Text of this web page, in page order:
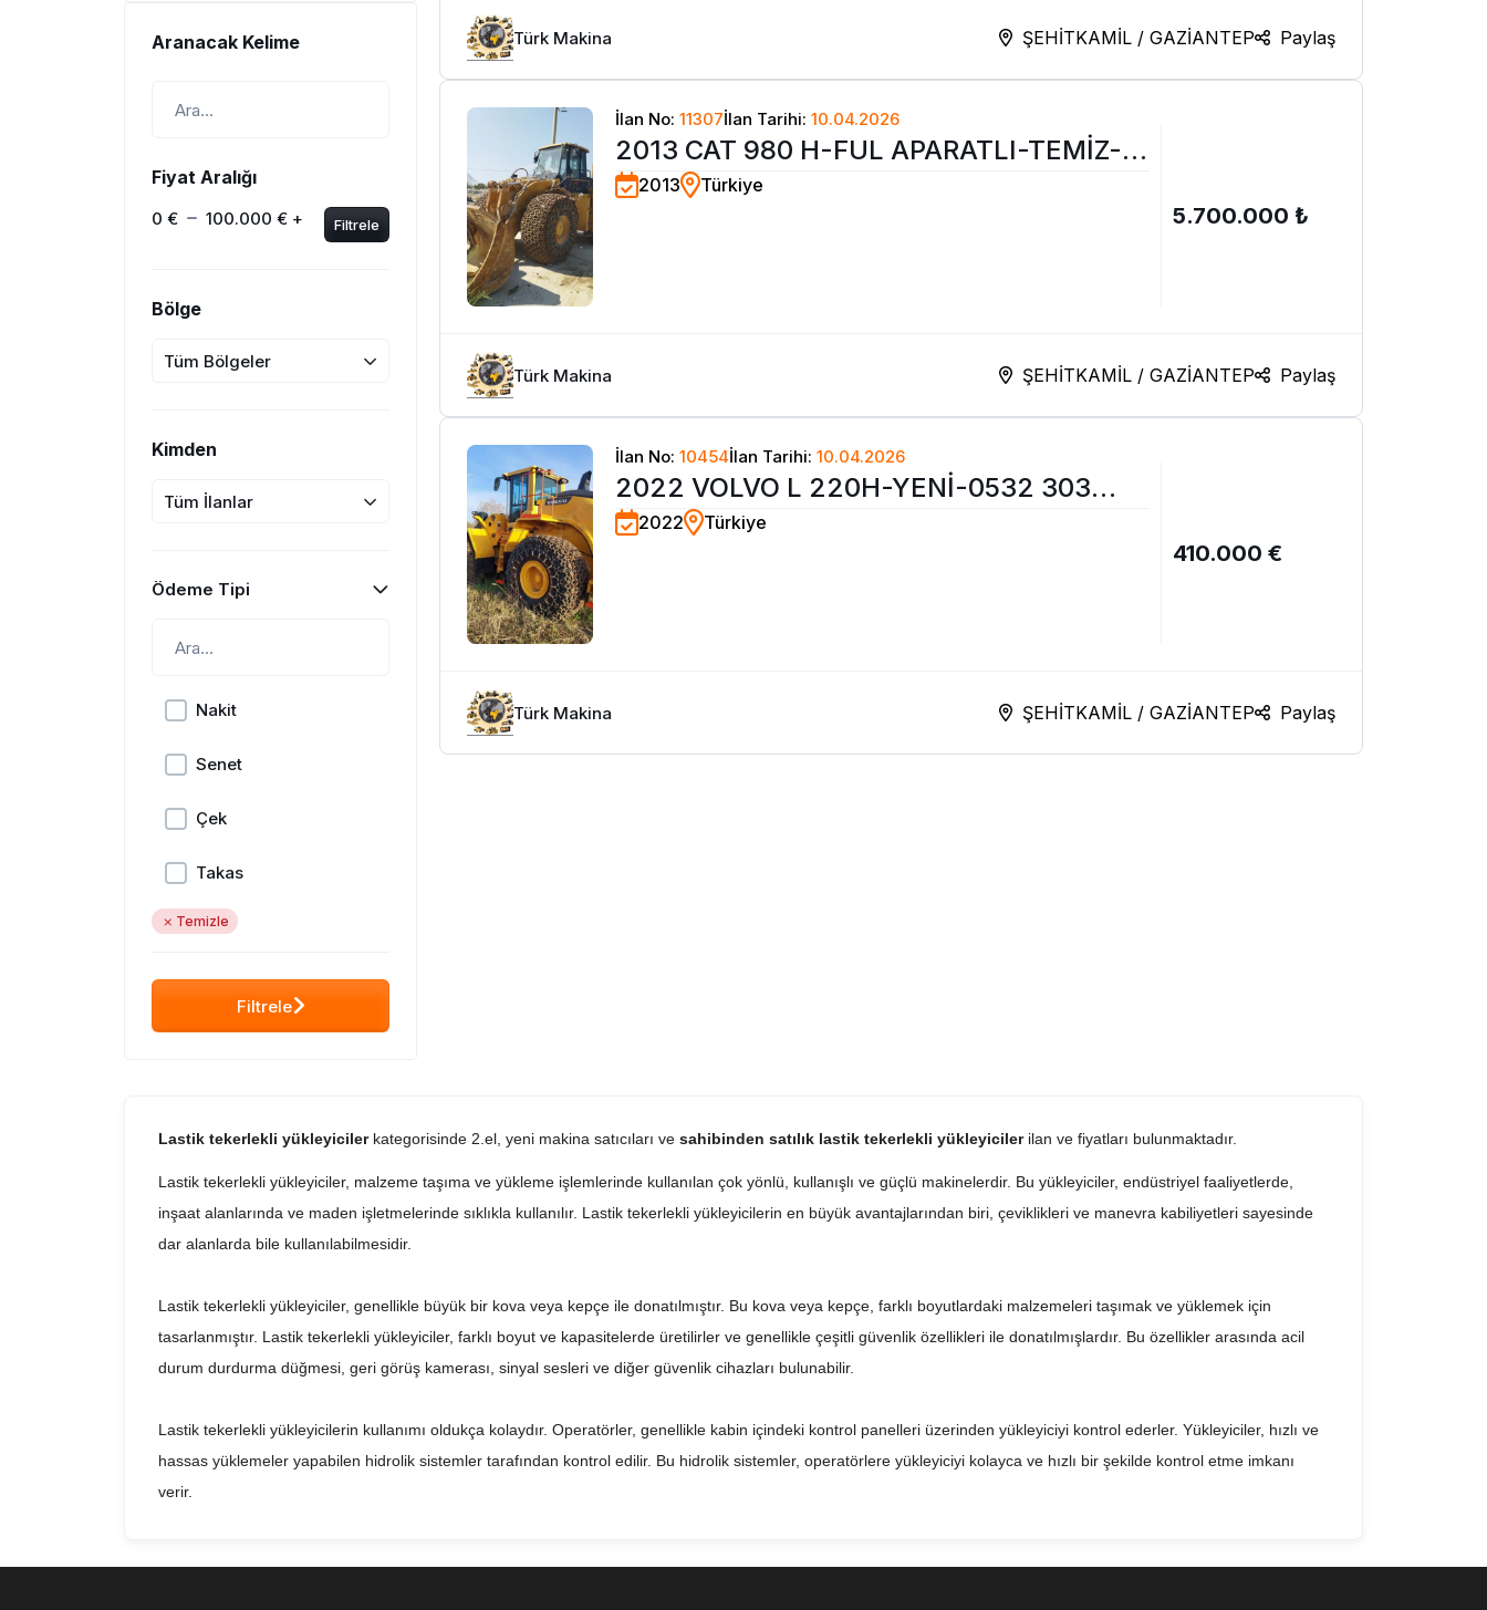
Aranacak Kelime
Fiyat Aralığı
0 € 100.000 € + Filtrele
Bölge
Tüm Bölgeler
Kimden
Tüm İlanlar
Ödeme Tipi
Nakit
Senet
Çek
Takas
Temizle
Filtrele
Türk Makina ŞEHİTKAMİL / GAZİANTEP Paylaş
İlan No:11307İlan Tarihi:10.04.2026
2013 CAT 980 H-FUL APARATLI-TEMİZ-
0532 303 0550
2013 Türkiye
5.700.000 ₺
Türk Makina ŞEHİTKAMİL / GAZİANTEP Paylaş
İlan No:10454İlan Tarihi:10.04.2026
2022 VOLVO L 220H-YENİ-0532 303
0550
2022 Türkiye
410.000 €
Türk Makina ŞEHİTKAMİL / GAZİANTEP Paylaş
Lastik tekerlekli yükleyicilerkategorisinde 2.el, yeni makina satıcıları ve sahibinden satılık lastik tekerlekli yükleyiciler ilan ve fiyatları bulunmaktadır.
Lastik tekerlekli yükleyiciler, malzeme taşıma ve yükleme işlemlerinde kullanılan çok yönlü, kullanışlı ve güçlü makinelerdir. Bu yükleyiciler, endüstriyel faaliyetlerde,
inşaat alanlarında ve maden işletmelerinde sıklıkla kullanılır. Lastik tekerlekli yükleyicilerin en büyük avantajlarından biri, çeviklikleri ve manevra kabiliyetleri sayesinde
dar alanlarda bile kullanılabilmesidir.
Lastik tekerlekli yükleyiciler, genellikle büyük bir kova veya kepçe ile donatılmıştır. Bu kova veya kepçe, farklı boyutlardaki malzemeleri taşımak ve yüklemek için
tasarlanmıştır. Lastik tekerlekli yükleyiciler, farklı boyut ve kapasitelerde üretilirler ve genellikle çeşitli güvenlik özellikleri ile donatılmışlardır. Bu özellikler arasında acil
durum durdurma düğmesi, geri görüş kamerası, sinyal sesleri ve diğer güvenlik cihazları bulunabilir.
Lastik tekerlekli yükleyicilerin kullanımı oldukça kolaydır. Operatörler, genellikle kabin içindeki kontrol panelleri üzerinden yükleyiciyi kontrol ederler. Yükleyiciler, hızlı ve
hassas yüklemeler yapabilen hidrolik sistemler tarafından kontrol edilir. Bu hidrolik sistemler, operatörlere yükleyiciyi kolayca ve hızlı bir şekilde kontrol etme imkanı
verir.